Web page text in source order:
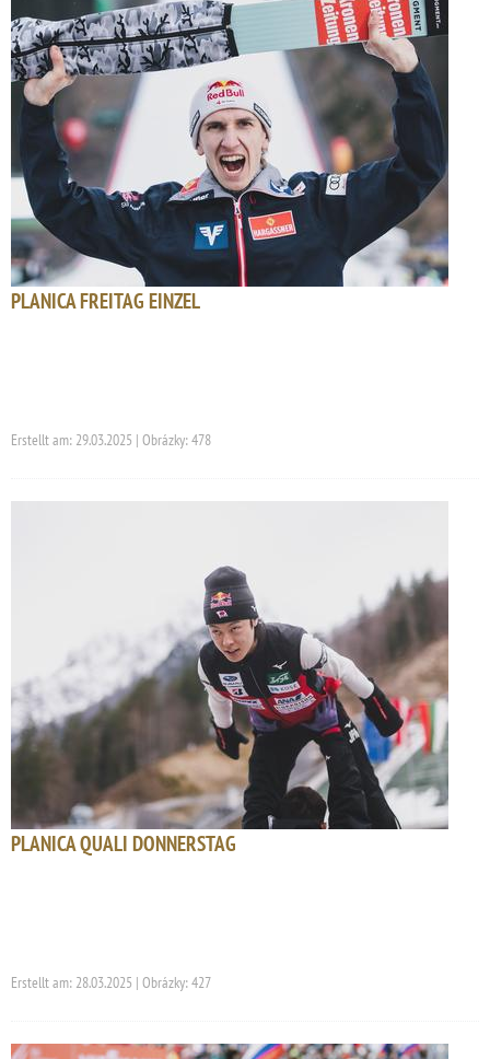
PLANICA FREITAG EINZEL
Erstellt am: 29.03.2025 | Obrázky: 478
PLANICA QUALI DONNERSTAG
Erstellt am: 28.03.2025 | Obrázky: 427